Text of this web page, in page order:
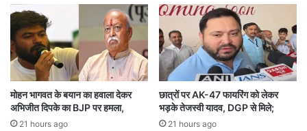
या
में
ल
च
ल
,
2
3
मोहन भागवत के बयान का हवाला देकर
अभिजीत दिपके का BJP पर हमला,
21 hours ago
छात्रों पर AK-47 फायरिंग को लेकर
भड़के तेजस्वी यादव, DGP से मिले;
21 hours ago